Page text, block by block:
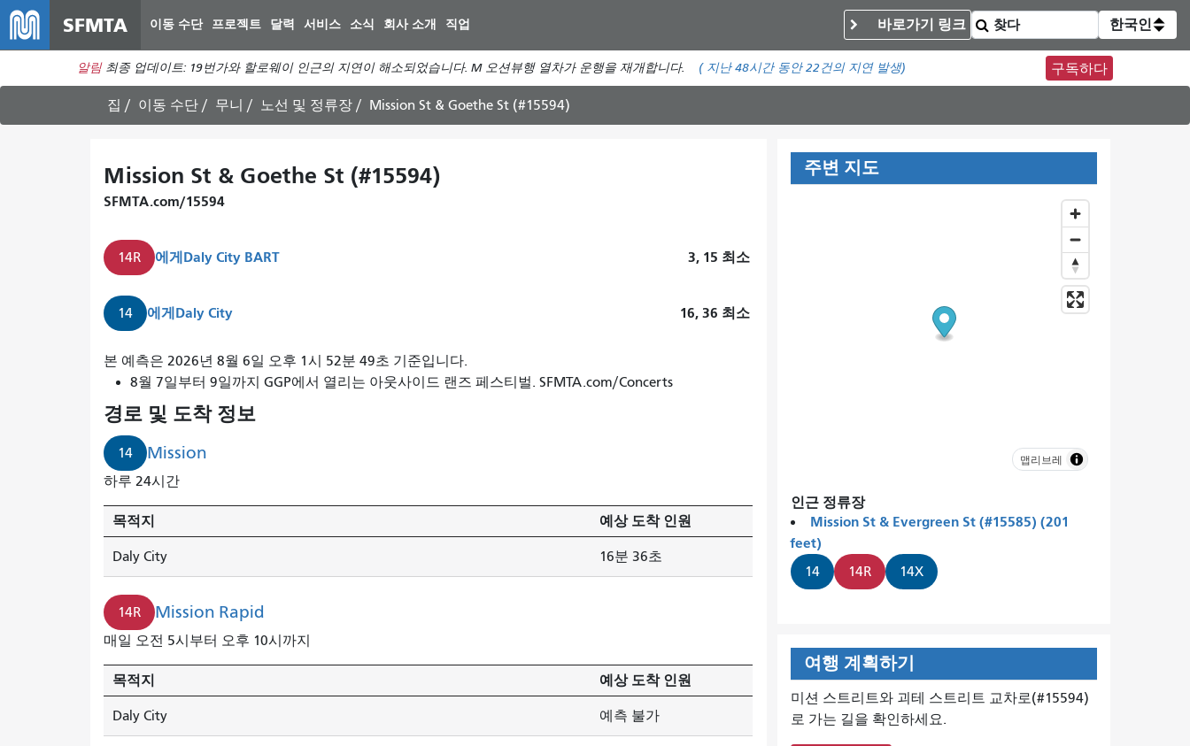
컨
텐
SFMTA 이동 수단 프로젝트 달력 서비스 소식 회사 소개 직업 바로가기 링크 한국인
알림 최종 업데이트: 19번가와 할로웨이 인근의 지연이 해소되었습니다. M 오션뷰행 열차가 운행을 재개합니다. ( 지난 48시간 동안22건의 지연 발생) 구독하다
집 이동 수단 무니 노선 및 정류장 Mission St & Goethe St (#15594)
Mission St & Goethe St (#15594)
SFMTA.com/15594
14R 에게Daly City BART 3, 15 최소
14 에게Daly City 16, 36 최소
14R
미
션
래
피
드
열
차
분
후
에
도
합
니
다.
본 예측은 2026년 8월 6일 오후 1시 52분 49초 기준입니다.
8월 7일부터 9일까지 GGP에서 열리는 아웃사이드 랜즈 페스티벌. SFMTA.com/Concerts
경로 및 도착 정보
14 Mission
하루 24시간
목적지 예상 도착 인원
Daly City 16분 36초
14R Mission Rapid
매일 오전 5시부터 오후 10시까지
목적지 예상 도착 인원
Daly City 예측 불가
주변 지도
맵리브레
인근 정류장
Mission St & Evergreen St (#15585) (201
feet)
14 14R 14X
여행 계획하기
미션 스트리트와 괴테 스트리트 교차로(#15594)
로 가는 길을 확인하세요.